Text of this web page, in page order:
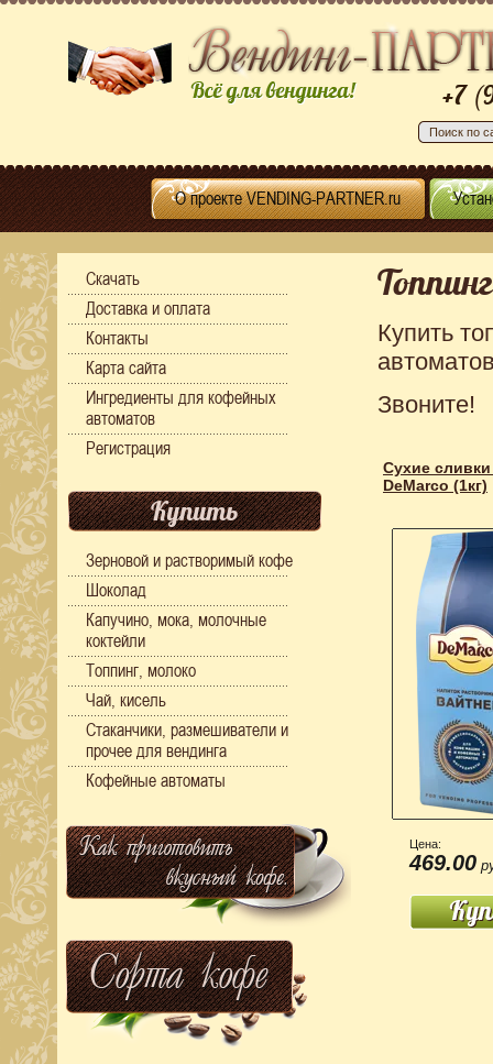
О проекте VENDING-PARTNER.ru
+7
Купить
Звоните!
Сухие
DeMarco (1кг)
Цена:
469.00
Скачать
Доставка и оплата
Контакты
Карта сайта
Ингредиенты для кофейных
автоматов
Регистрация
Купить
Зерновой и растворимый кофе
Шоколад
Капучино, мока, молочные
коктейли
Топпинг, молоко
Чай, кисель
Стаканчики, размешиватели и
прочее для вендинга
Кофейные автоматы